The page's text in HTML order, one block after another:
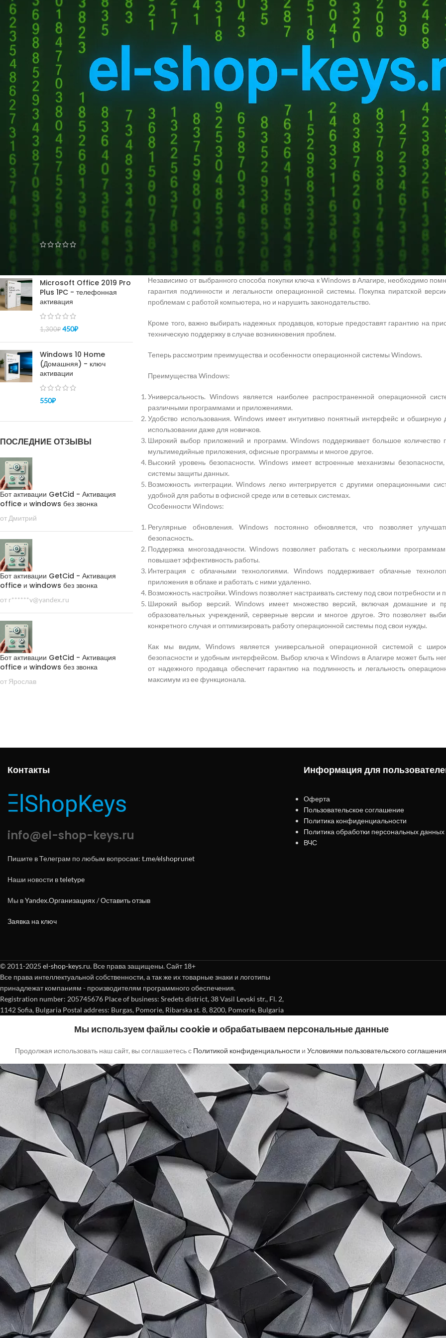
НОВЫЕ КОММЕНТАРИИ
Vlad Zorky к записи
Недорогие
маршрутизаторы с поддержкой Wi-Fi 7:
TP-Link 7DR7270 и 7DR7290.
Сева к записи
Недорогие
маршрутизаторы с поддержкой Wi-Fi 7:
TP-Link 7DR7270 и 7DR7290.
Кириллк записи
«М.Видео-
Эльдорадо» открыла магазин в новой
концепции и совместно со Sber
Metaverse Tech и
«СберМаркетингом» запустила ИИ-
консультанта «Эм.Ви»
ПОПУЛЯРНОЕ
Купить ключ Windows 10
pro - активация 100%
–
Microsoft Office 2019 Pro
Plus 1PC - телефонная
активация
1,300₽ 450₽
Windows 10 Home
(Домашняя) - ключ
активации
550₽
ПОСЛЕДНИЕ ОТЗЫВЫ
Бот активации GetCid - Активация
office и windows без звонка
от Дмитрий
Бот активации GetCid - Активация
office и windows без звонка
от r******v@yandex.ru
Бот активации GetCid - Активация
office и windows без звонка
от Ярослав
Однако,
ключи к
ключ
вариантов.
Покупка ключа в интернет-магазине. Это один из самых удобных и быстрых способов
магазинах можно найти ключи к различным версиям Windows и выбрать
функциональности. Также, в интернет-магазинах можно купить ключ к Windows дешевле,
Покупка ключа в розничном магазине. В Алагире есть несколько розничных
Windows. Этот способ тоже удобен, так как позволяет лично проверить ключ на
но может потребовать больше времени и усилий для поиска нужного магазина.
Покупка ключа на сайте
Microsoft . Если вы хотите быть уверены в подлинности ключа и
можно купить ключ на официальном сайте
Microsoft
. Но этот способ может
назначает цену.
Чтобы выбрать наиболее подходящий способ покупки ключа, нужно учитывать свои
удобство и быстроту, то лучше купить ключ в интернет-магазине. Если вам важна
на сайте Microsoft или в розничном магазине.
Независимо от выбранного способа покупки ключа к Windows в Алагире, необходимо
гарантия подлинности и легальности операционной системы. Покупка пиратской
проблемам с работой компьютера, но и нарушить законодательство.
Кроме того, важно выбирать надежных продавцов, которые предоставят гарантию на
техническую поддержку в случае возникновения проблем.
Теперь рассмотрим преимущества и особенности операционной системы Windows.
Преимущества Windows:
Универсальность. Windows является наиболее распространенной операционной
различными программами и приложениями.
Удобство использования. Windows имеет интуитивно понятный интерфейс и обширную
использовании даже для новичков.
Широкий выбор приложений и программ. Windows поддерживает большое количество
мультимедийные приложения, офисные программы и многое другое.
Высокий уровень безопасности. Windows имеет встроенные механизмы
системы защиты данных.
Возможность интеграции. Windows легко интегрируется с другими операционными
удобной для работы в офисной среде или в сетевых системах.
Особенности Windows:
Регулярные обновления. Windows постоянно обновляется, что позволяет
безопасность.
Поддержка многозадачности. Windows позволяет работать с несколькими
повышает эффективность работы.
Интеграция с облачными технологиями. Windows поддерживает облачные
приложения в облаке и работать с ними удаленно.
Возможность настройки. Windows позволяет настраивать систему под свои потребности и
Широкий выбор версий. Windows имеет множество версий, включая домашние и
образовательных учреждений, серверные версии и многое другое. Это позволяет
конкретного случая и оптимизировать работу операционной системы под свои нужды.
Как мы видим, Windows является универсальной операционной системой с
безопасности и удобным интерфейсом. Выбор ключа к Windows в Алагире может быть
от надежного продавца обеспечит гарантию на подлинность и легальность
максимум из ее функционала.
Контакты
info@el-shop-keys.ru
Пишите в Телеграм по любым вопросам: t.me/elshoprunet
Наши новости вteletype
Мы вYandex.Организациях/Оставить отзыв
Заявка на ключ
Информация для
Оферта
Пользовательское соглашение
Политика конфиденциальности
Политика обработки персональных данных
ВЧС
© 2011-2025 el-shop-keys.ru. Все права защищены. Сайт 18+
Все права интеллектуальной собственности, а так же их товарные знаки и логотипы
принадлежат компаниям - производителям программного обеспечения.
Registration number: 205745676 Place of business: Sredets district, 38 Vasil Levski str., Fl. 2,
1142 Sofia, Bulgaria Postal address: Burgas, Pomorie, Ribarska st. 8, 8200, Pomorie, Bulgaria
Мы используем файлы cookie и обрабатываем персональные данные
Продолжая использовать наш сайт, вы соглашаетесь с Политикой конфиденциальности и Условиями пользовательского соглашения